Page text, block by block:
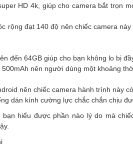
HD 4k, giúp cho camera bắt trọn
rộng đạt 140 độ nên chiếc camera
đến 64GB giúp cho bạn không lo bị
nên người dùng một khoảng
nên chiếc camera hành trình này
dán kính cường lực chắc chắn chịu
hiểu được phần nào lý do mà